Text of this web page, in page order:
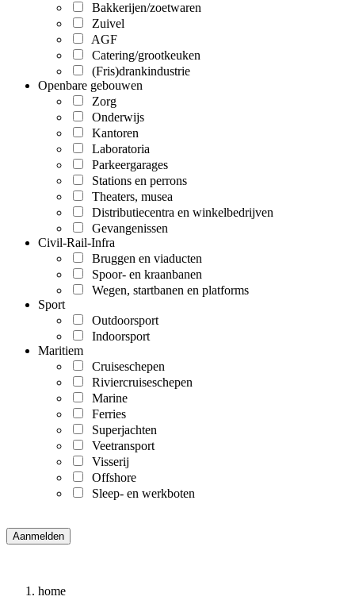
Bakkerijen/zoetwaren
Zuivel
AGF
Catering/grootkeuken
(Fris)drankindustrie
Openbare gebouwen
Zorg
Onderwijs
Kantoren
Laboratoria
Parkeergarages
Stations en perrons
Theaters, musea
Distributiecentra en winkelbedrijven
Gevangenissen
Civil-Rail-Infra
Bruggen en viaducten
Spoor- en kraanbanen
Wegen, startbanen en platforms
Sport
Outdoorsport
Indoorsport
Maritiem
Cruiseschepen
Riviercruiseschepen
Marine
Ferries
Superjachten
Veetransport
Visserij
Offshore
Sleep- en werkboten
home